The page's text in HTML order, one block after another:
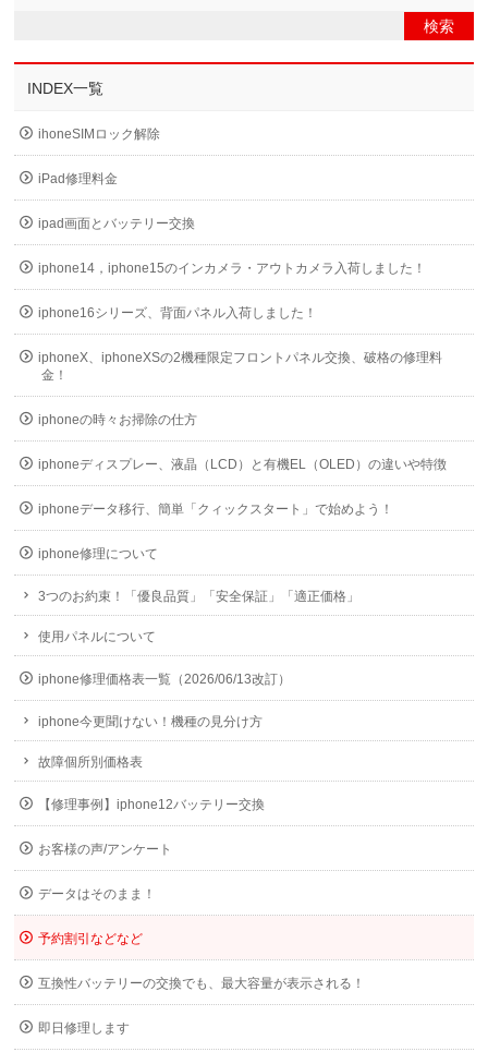
INDEX一覧
ihoneSIMロック解除
iPad修理料金
ipad画面とバッテリー交換
iphone14，iphone15のインカメラ・アウトカメラ入荷しました！
iphone16シリーズ、背面パネル入荷しました！
iphoneX、iphoneXSの2機種限定フロントパネル交換、破格の修理料
金！
iphoneの時々お掃除の仕方
iphoneディスプレー、液晶（LCD）と有機EL（OLED）の違いや特徴
iphoneデータ移行、簡単「クィックスタート」で始めよう！
iphone修理について
3つのお約束！「優良品質」「安全保証」「適正価格」
使用パネルについて
iphone修理価格表一覧（2026/06/13改訂）
iphone今更聞けない！機種の見分け方
故障個所別価格表
【修理事例】iphone12バッテリー交換
お客様の声/アンケート
データはそのまま！
予約割引などなど
互換性バッテリーの交換でも、最大容量が表示される！
即日修理します